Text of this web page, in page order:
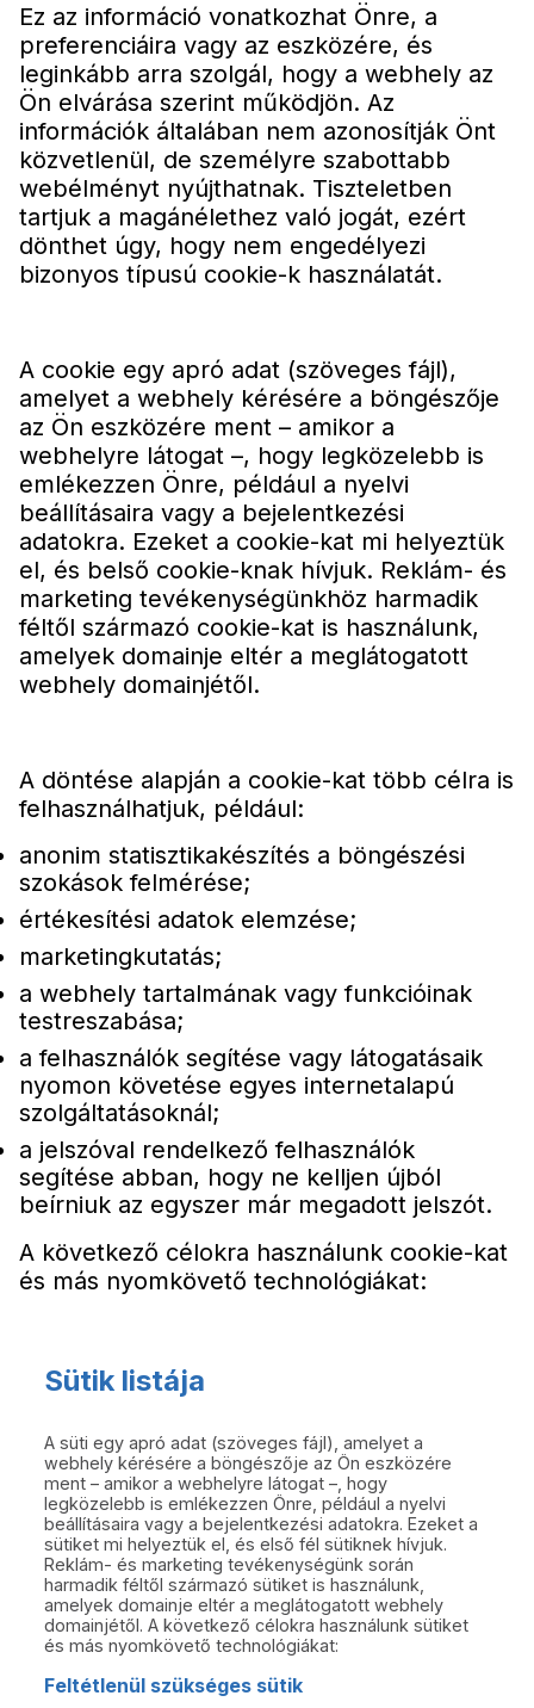
Ez az információ vonatkozhat Önre, a
preferenciáira vagy az eszközére, és
leginkább arra szolgál, hogy a webhely az
Ön elvárása szerint működjön. Az
információk általában nem azonosítják Önt
közvetlenül, de személyre szabottabb
webélményt nyújthatnak. Tiszteletben
tartjuk a magánélethez való jogát, ezért
dönthet úgy, hogy nem engedélyezi
bizonyos típusú cookie-k használatát.
A cookie egy apró adat (szöveges fájl),
amelyet a webhely kérésére a böngészője
az Ön eszközére ment – amikor a
webhelyre látogat –, hogy legközelebb is
emlékezzen Önre, például a nyelvi
beállításaira vagy a bejelentkezési
adatokra. Ezeket a cookie-kat mi helyeztük
el, és belső cookie-knak hívjuk. Reklám- és
marketing tevékenységünkhöz harmadik
féltől származó cookie-kat is használunk,
amelyek domainje eltér a meglátogatott
webhely domainjétől.
A döntése alapján a cookie-kat több célra is
felhasználhatjuk, például:
anonim statisztikakészítés a böngészési
szokások felmérése;
értékesítési adatok elemzése;
marketingkutatás;
a webhely tartalmának vagy funkcióinak
testreszabása;
a felhasználók segítése vagy látogatásaik
nyomon követése egyes internetalapú
szolgáltatásoknál;
a jelszóval rendelkező felhasználók
segítése abban, hogy ne kelljen újból
beírniuk az egyszer már megadott jelszót.
A következő célokra használunk cookie-kat
és más nyomkövető technológiákat:
Sütik listája
A süti egy apró adat (szöveges fájl), amelyet a
webhely kérésére a böngészője az Ön eszközére
ment – amikor a webhelyre látogat –, hogy
legközelebb is emlékezzen Önre, például a nyelvi
beállításaira vagy a bejelentkezési adatokra. Ezeket a
sütiket mi helyeztük el, és első fél sütiknek hívjuk.
Reklám- és marketing tevékenységünk során
harmadik féltől származó sütiket is használunk,
amelyek domainje eltér a meglátogatott webhely
domainjétől. A következő célokra használunk sütiket
és más nyomkövető technológiákat:
Feltétlenül szükséges sütik